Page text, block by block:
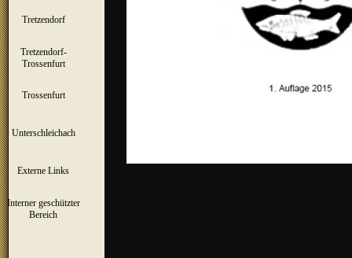
Tretzendorf
Tretzendorf-
Trossenfurt
Trossenfurt
Unterschleichach
Externe Links
Interner geschützter
Bereich